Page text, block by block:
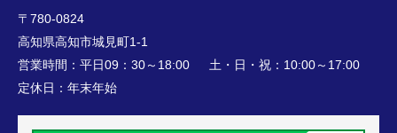
〒780-0824
高知県高知市城見町1-1
営業時間： 平日09：30～18:00 土・日・祝：10:00～17:00
定休日： 年末年始